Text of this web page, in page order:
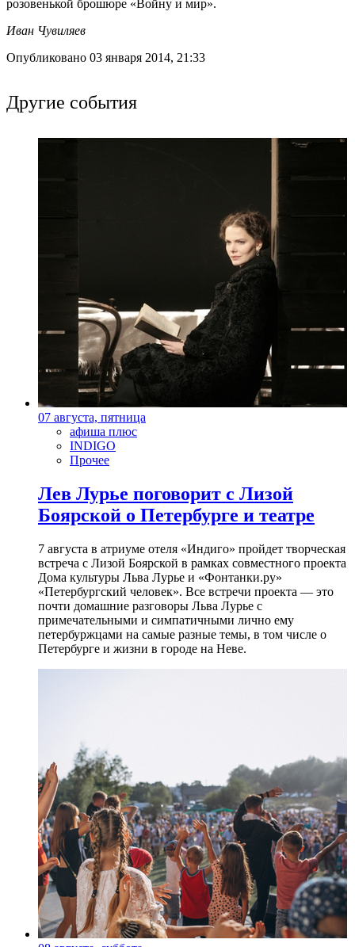
розовенькой брошюре «Войну и мир».
Иван Чувиляев
Опубликовано 03 января 2014, 21:33
Другие события
07 августа, пятница
афиша плюс
INDIGO
Прочее
Лев Лурье поговорит с Лизой
Боярской о Петербурге и театре
7 августа в атриуме отеля «Индиго» пройдет творческая
встреча с Лизой Боярской в рамках совместного проекта
Дома культуры Льва Лурье и «Фонтанки.ру»
«Петербургский человек». Все встречи проекта — это
почти домашние разговоры Льва Лурье с
примечательными и симпатичными лично ему
петербуржцами на самые разные темы, в том числе о
Петербурге и жизни в городе на Неве.